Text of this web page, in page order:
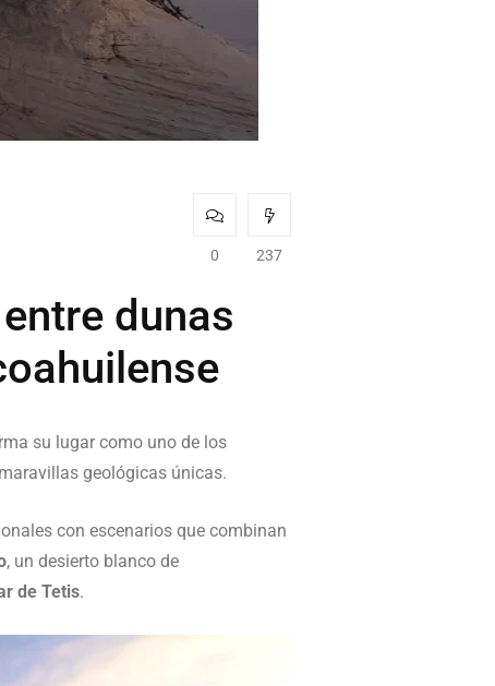
0 237
dunas
su lugar como uno de los
geológicas únicas.
con escenarios que combinan
, un desierto blanco de
de Tetis.